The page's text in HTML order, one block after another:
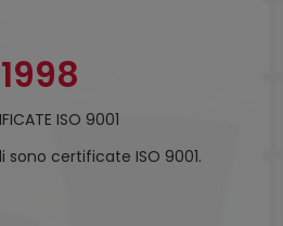
1998
ISO 9001
sono certificate ISO 9001.